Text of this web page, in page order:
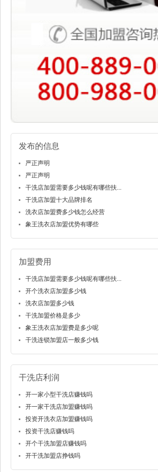
发布的信息
严正声明
严正声明
干洗店加盟需要多少钱呢有哪些扶...
干洗店加盟十大品牌排名
洗衣店加盟费多少钱怎么经营
象王洗衣店加盟优势有哪些
加盟费用
干洗店加盟需要多少钱呢有哪些扶...
开个洗衣店加盟多少钱
洗衣店加盟多少钱
干洗加盟价格是多少
象王洗衣店加盟费是多少呢
干洗连锁加盟店一般多少钱
干洗店利润
开一家小型干洗店赚钱吗
开一家干洗店加盟赚钱吗
投资开洗衣店加盟赚钱吗
投资干洗店赚钱吗
开个干洗加盟店赚钱吗
开干洗加盟店挣钱吗